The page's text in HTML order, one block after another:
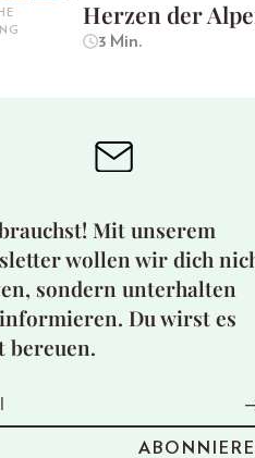
Herzen der
3 Min.
Mit unserem
wollen wir dich
sondern unterhalten
Du wirst es
bereuen.